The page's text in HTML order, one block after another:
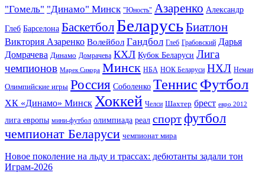
"Гомель" "Динамо" Минск "Юность" Азаренко Александр
Глеб Барселона Баскетбол БеларусьБиатлон
Виктория Азаренко Волейбол Гандбол Глеб Грабовский Дарья
Домрачева Динамо Домрачева КХЛ Кубок Беларуси Лига
чемпионов Марек Сикора Минск НБА НОК Беларуси НХЛ Неман
Олимпийские игры Россия Соболенко Теннис Футбол
ХК «Динамо» Минск Хоккей Челси Шахтер брест евро 2012
лига европы мини-футбол олимпиада реал спортфутбол
чемпионат Беларуси чемпионат мира
Новое поколение на льду и трассах: дебютанты задали тон
Играм-2026